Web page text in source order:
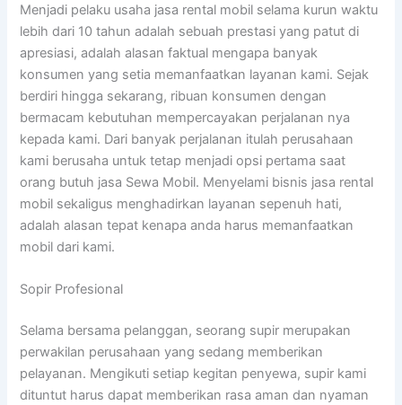
Menjadi pelaku usaha jasa rental mobil selama kurun waktu
lebih dari 10 tahun adalah sebuah prestasi yang patut di
apresiasi, adalah alasan faktual mengapa banyak
konsumen yang setia memanfaatkan layanan kami. Sejak
berdiri hingga sekarang, ribuan konsumen dengan
bermacam kebutuhan mempercayakan perjalanan nya
kepada kami. Dari banyak perjalanan itulah perusahaan
kami berusaha untuk tetap menjadi opsi pertama saat
orang butuh jasa Sewa Mobil. Menyelami bisnis jasa rental
mobil sekaligus menghadirkan layanan sepenuh hati,
adalah alasan tepat kenapa anda harus memanfaatkan
mobil dari kami.
Sopir Profesional
Selama bersama pelanggan, seorang supir merupakan
perwakilan perusahaan yang sedang memberikan
pelayanan. Mengikuti setiap kegitan penyewa, supir kami
dituntut harus dapat memberikan rasa aman dan nyaman